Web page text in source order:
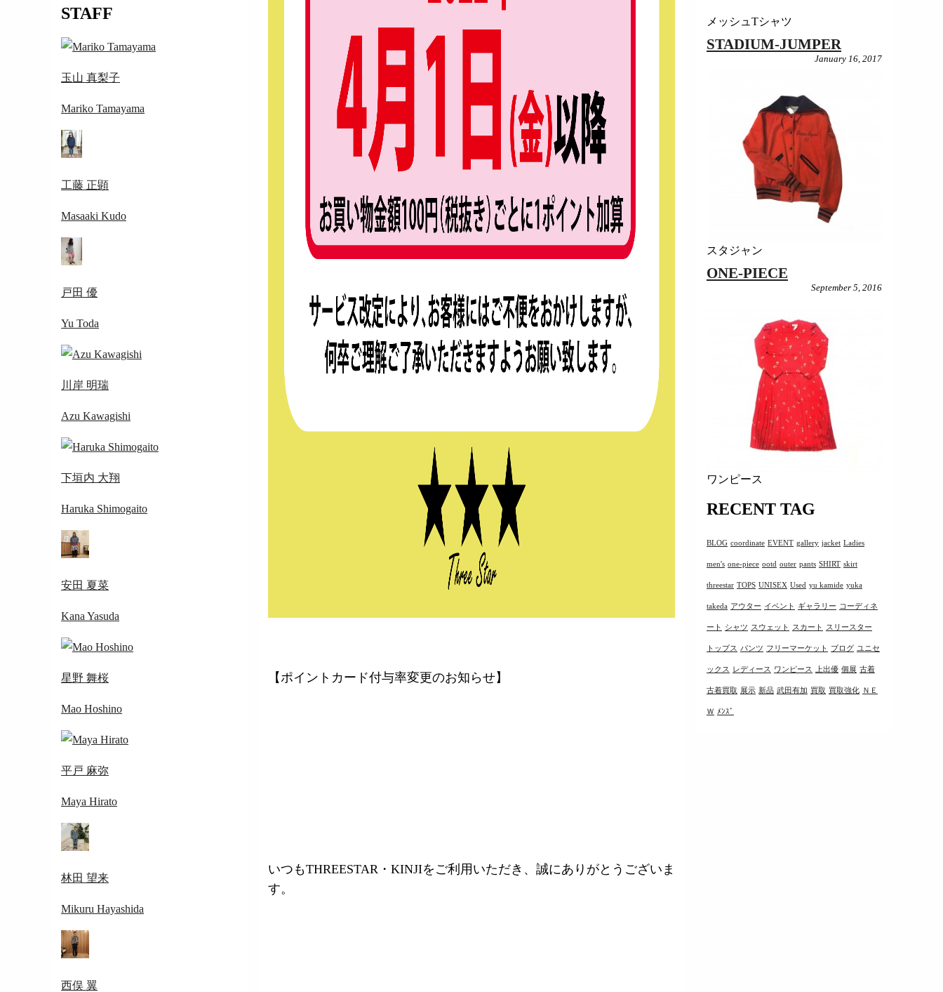
STAFF
玉山 真梨子
Mariko Tamayama
工藤 正顕
Masaaki Kudo
戸田 優
Yu Toda
川岸 明瑞
Azu Kawagishi
下垣内 大翔
Haruka Shimogaito
安田 夏菜
Kana Yasuda
星野 舞桜
Mao Hoshino
平戸 麻弥
Maya Hirato
林田 望来
Mikuru Hayashida
西俣 翼
【ポイントカード付与率変更のお知らせ】
いつもTHREESTAR・KINJIをご利用いただき、誠にありがとうございま
す。
メッシュTシャツ
STADIUM-JUMPER
January 16, 2017
スタジャン
ONE-PIECE
September 5, 2016
ワンピース
RECENT TAG
BLOG coordinate EVENT gallery jacket Ladies
men's one-piece ootd outer pants SHIRT skirt
threestar TOPS UNISEX Used yu kamide yuka
takeda アウター イベント ギャラリー コーディネ
ート シャツ スウェット スカート スリースター
トップス パンツ フリーマーケット ブログ ユニセ
ックス レディース ワンピース 上出優 個展 古着
古着買取 展示 新品 武田有加 買取 買取強化 ＮＥ
Ｗ ﾒﾝｽﾞ